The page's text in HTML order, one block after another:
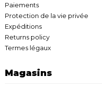
Paiements
Protection de la vie privée
Expéditions
Returns policy
Termes légaux
Magasins